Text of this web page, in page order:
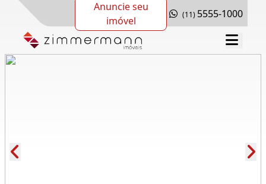
Anuncie seu
imóvel
(11) 5555-1000